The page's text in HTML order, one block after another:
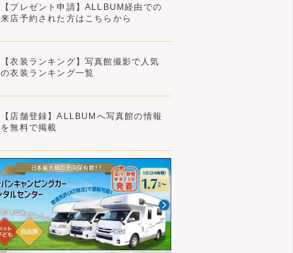
【プレゼント申請】ALLBUM経由での
来店予約された方はこちらから
【衣装ランキング】写真館撮影で人気
の衣装ランキング一覧
【店舗登録】ALLBUMへ写真館の情報
を無料で掲載